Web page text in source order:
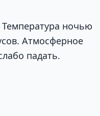
ночью
Атмосферное
падать.